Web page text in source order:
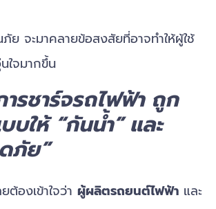
จะมาคลายข้อสงสัยที่อาจทำให้ผู้ใช้
ใจมากขึ้น
ารชาร์จรถไฟฟ้า ถูก
บให้ “กันน้ำ” และ
ภัย”
องเข้าใจว่า ผู้ผลิตรถยนต์ไฟฟ้า และ